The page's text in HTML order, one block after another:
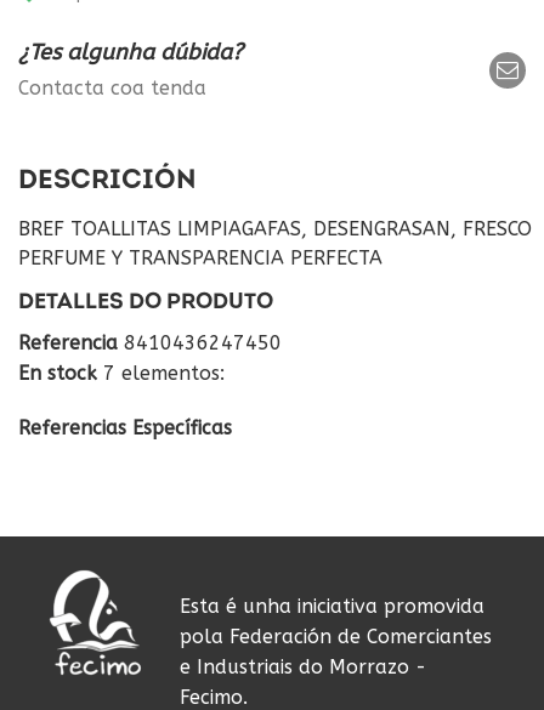
¿Tes algunha dúbida?
Contacta coa tenda
DESCRICIÓN
BREF TOALLITAS LIMPIAGAFAS, DESENGRASAN, FRESCO
PERFUME Y TRANSPARENCIA PERFECTA
DETALLES DO PRODUTO
Referencia 8410436247450
En stock 7 elementos:
Referencias Específicas
Esta é unha iniciativa promovida
pola Federación de Comerciantes
e Industriais do Morrazo -
Fecimo.